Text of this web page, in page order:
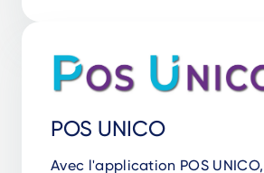
POS UNICO
Avec l'application POS